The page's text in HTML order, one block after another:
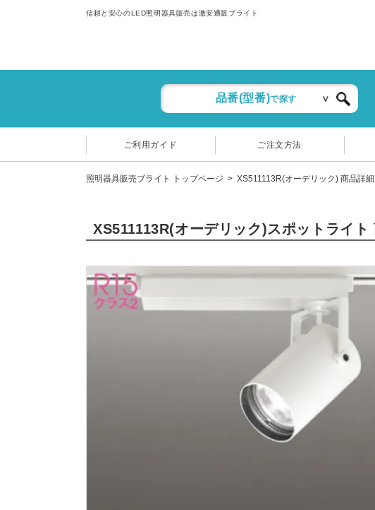
信頼と安心のLED照明器具販売は激安通販ブライト
品番(型番)で探す
ご利用ガイド ご注文方法
照明器具販売ブライト トップページ XS511113R(オーデリック) 商品詳細
XS511113R(オーデリック)スポットライト